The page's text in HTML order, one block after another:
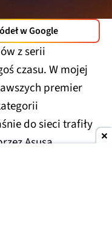
w Google
z serii
czasu. W mojej
premier
do sieci trafiły
Asusa.